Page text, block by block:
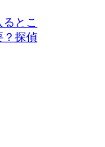
とこ
？探偵